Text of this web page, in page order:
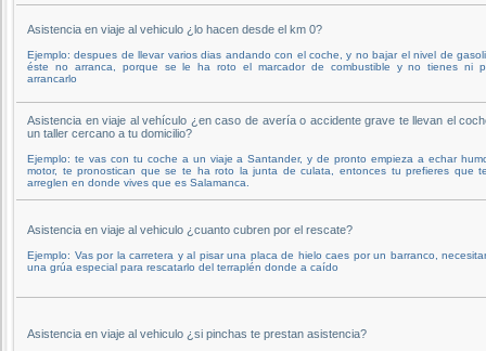
Asistencia en viaje al vehiculo ¿lo hacen desde el km 0?
Ejemplo: despues de llevar varios dias andando con el coche, y no bajar el nivel de
éste no arranca, porque se le ha roto el marcador de combustible y no tienes ni
arrancarlo
Asistencia en viaje al vehículo ¿en caso de avería o accidente grave te llevan el
un taller cercano a tu domicilio?
Ejemplo: te vas con tu coche a un viaje a Santander, y de pronto empieza a echar
motor, te pronostican que se te ha roto la junta de culata, entonces tu prefieres que
arreglen en donde vives que es Salamanca.
Asistencia en viaje al vehiculo ¿cuanto cubren por el rescate?
Ejemplo: Vas por la carretera y al pisar una placa de hielo caes por un barranco,
una grúa especial para rescatarlo del terraplén donde a caído
Asistencia en viaje al vehiculo ¿si pinchas te prestan asistencia?